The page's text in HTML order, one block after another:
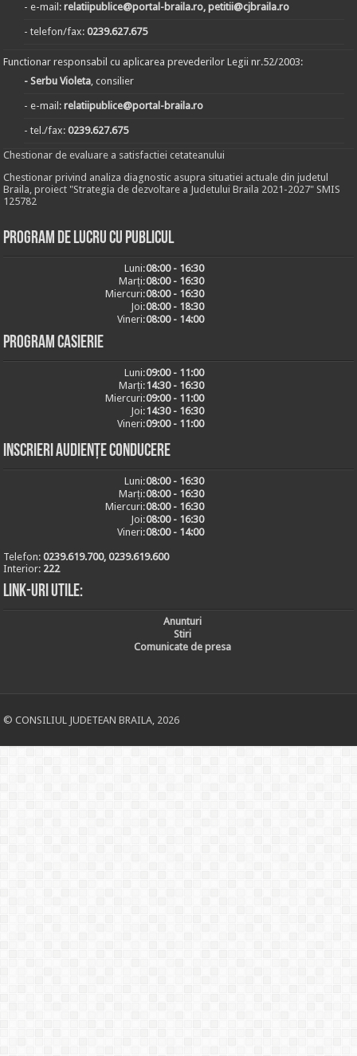
- e-mail:relatiipublice@portal-braila.ro, petitii@cjbraila.ro
- telefon/fax:0239.627.675
Functionar responsabil cu aplicarea prevederilor Legii nr.52/2003:
- Serbu Violeta, consilier
- e-mail:relatiipublice@portal-braila.ro
- tel./fax:0239.627.675
Chestionar de evaluare a satisfactiei cetateanului
Chestionar privind analiza diagnostic asupra situatiei actuale din judetul
Braila, proiect "Strategia de dezvoltare a Judetului Braila 2021-2027" SMIS
125782
Program de lucru cu publicul
Luni:08:00 - 16:30
Marți:08:00 - 16:30
Miercuri:08:00 - 16:30
Joi:08:00 - 18:30
Vineri:08:00 - 14:00
Program casierie
Luni:09:00 - 11:00
Marți:14:30 - 16:30
Miercuri:09:00 - 11:00
Joi:14:30 - 16:30
Vineri:09:00 - 11:00
Inscrieri audiențe conducere
Luni:08:00 - 16:30
Marți:08:00 - 16:30
Miercuri:08:00 - 16:30
Joi:08:00 - 16:30
Vineri:08:00 - 14:00
Telefon:0239.619.700, 0239.619.600
Interior: 222
Link-uri utile:
Anunturi
Stiri
Comunicate de presa
© CONSILIUL JUDETEAN BRAILA, 2026